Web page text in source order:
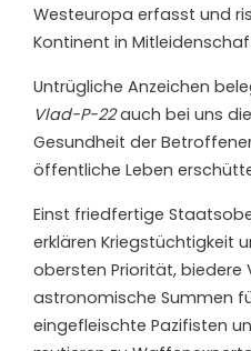
Westeuropa erfasst und
Kontinent in
Untrügliche Anzeichen
Vlad-P-22auch bei uns
Gesundheit der
öffentliche Leben
Einst friedfertige
erklären Kriegstüchtigkeit
obersten Priorität, biedere
astronomische Summen
eingefleischte Pazifisten